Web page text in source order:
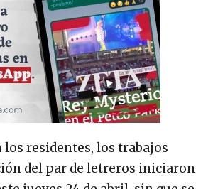
los residentes, los trabajos
del par de letreros iniciaron